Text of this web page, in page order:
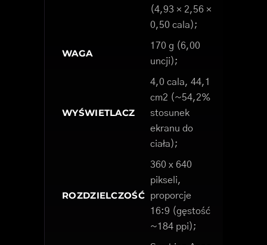
(4,93 × 2,56 ×
0,50 cala);
WAGA
170 g (6,00
uncji);
WYŚWIETLACZ
4,0 cala, 44,1
cm2 (~54,2%
stosunek
ekranu do
ciała);
ROZDZIELCZOŚĆ
360 x 640
pikseli,
proporcje
16:9 (gęstość
~184 ppi);